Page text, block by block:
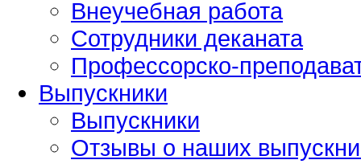
Внеучебная работа
Сотрудники деканата
Профессорско-
Выпускники
Выпускники
Отзывы о наших